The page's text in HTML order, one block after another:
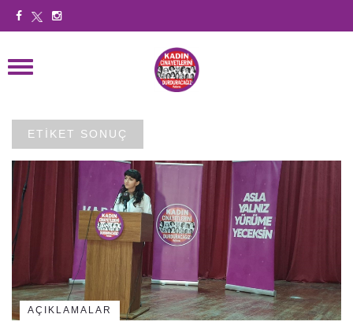
ETİKET SONUÇ
AÇIKLAMALAR